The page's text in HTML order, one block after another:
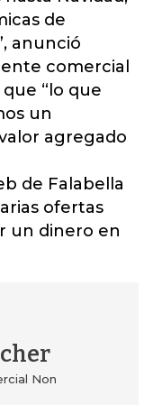
de
anunció
comercial
“lo que
un
agregado
de Falabella
ofertas
un dinero en
Non